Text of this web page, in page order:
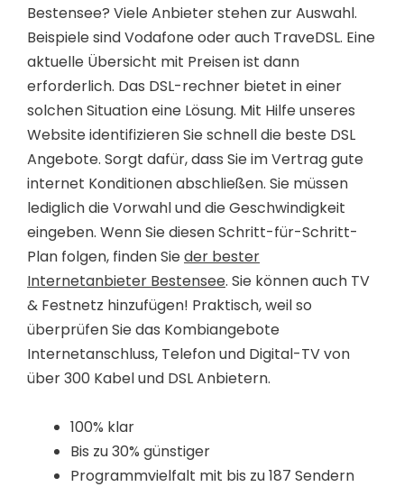
Bestensee? Viele Anbieter stehen zur Auswahl.
Beispiele sind Vodafone oder auch TraveDSL. Eine
aktuelle Übersicht mit Preisen ist dann
erforderlich. Das DSL-rechner bietet in einer
solchen Situation eine Lösung. Mit Hilfe unseres
Website identifizieren Sie schnell die beste DSL
Angebote. Sorgt dafür, dass Sie im Vertrag gute
internet Konditionen abschließen. Sie müssen
lediglich die Vorwahl und die Geschwindigkeit
eingeben. Wenn Sie diesen Schritt-für-Schritt-
Plan folgen, finden Sieder bester
Internetanbieter Bestensee. Sie können auch TV
& Festnetz hinzufügen! Praktisch, weil so
überprüfen Sie das Kombiangebote
Internetanschluss, Telefon und Digital-TV von
über 300 Kabel und DSL Anbietern.
100% klar
Bis zu 30% günstiger
Programmvielfalt mit bis zu 187 Sendern